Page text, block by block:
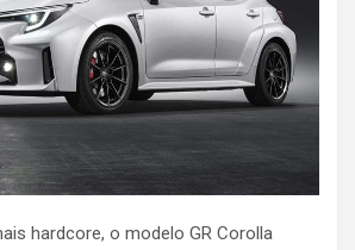
hardcore, o modelo GR Corolla